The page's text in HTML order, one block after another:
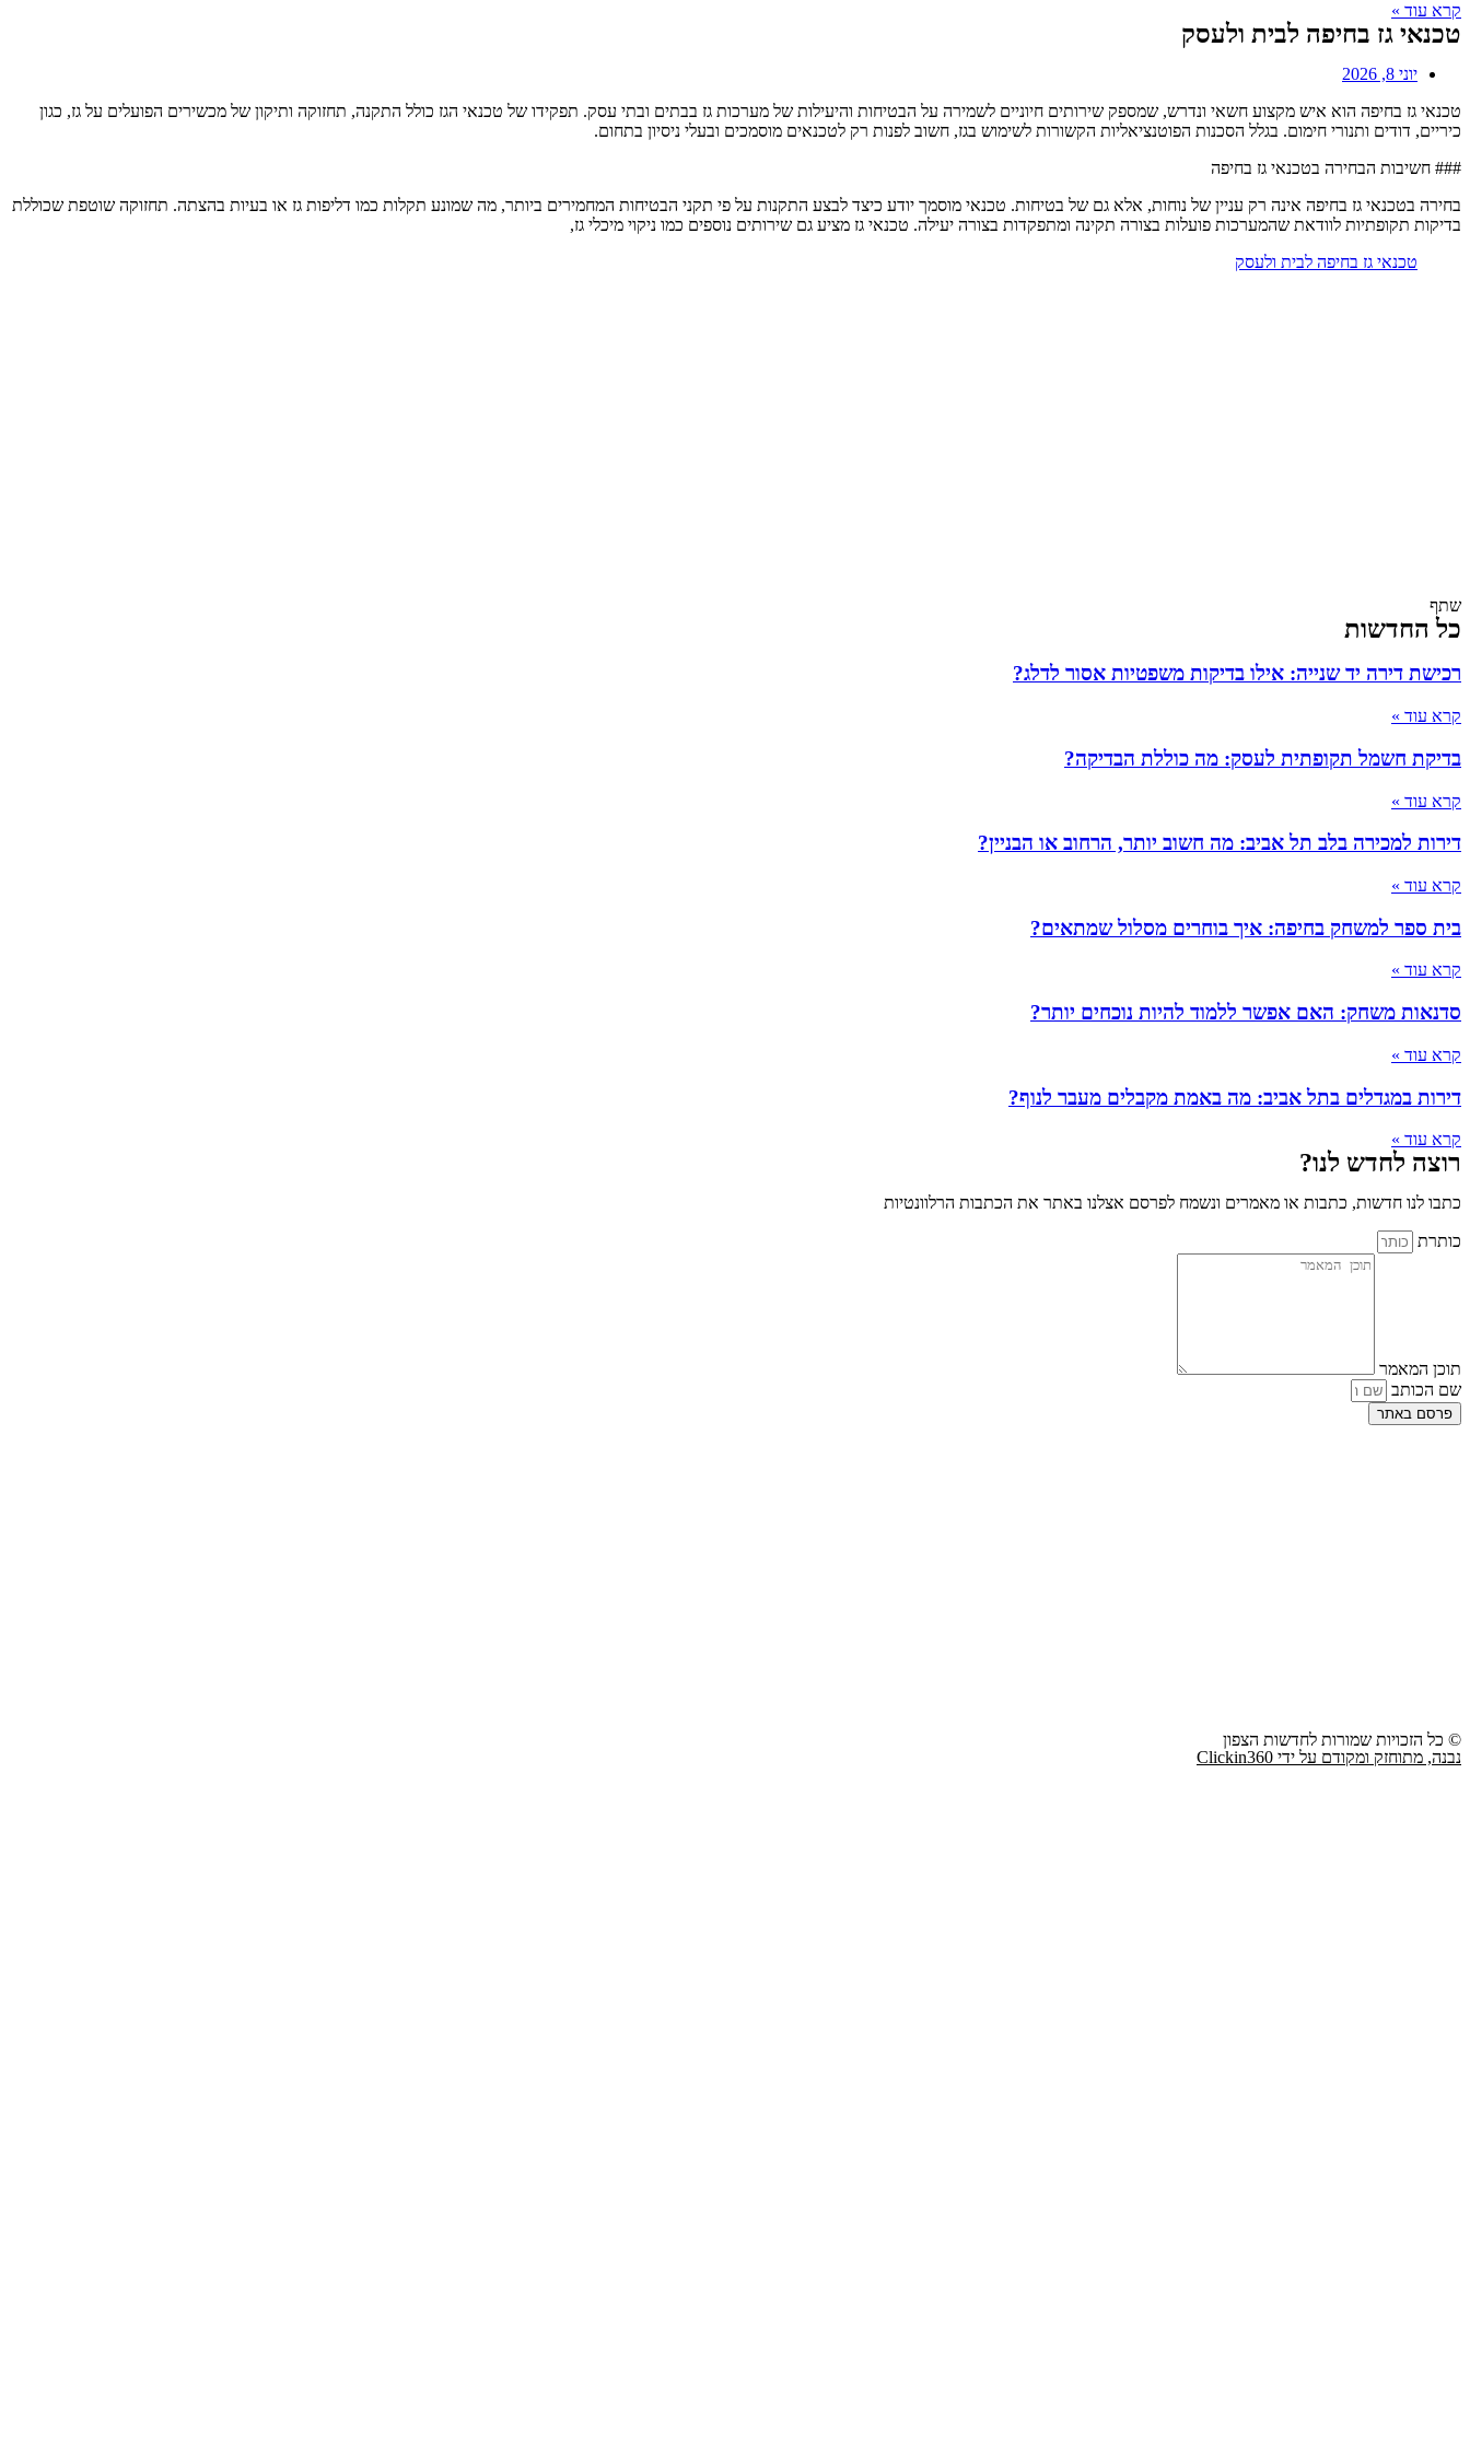
קרא עוד »
טכנאי גז בחיפה לבית ולעסק
יוני 8, 2026
טכנאי גז בחיפה הוא איש מקצוע חשאי ונדרש, שמספק שירותים חיוניים לשמירה על הבטיחות והיעילות של מערכות גז בבתים ובתי עסק. תפקידו של טכנאי הגז כולל התקנה, תחזוקה ותיקון של מכשירים הפועלים על גז, כגון
כיריים, דודים ותנורי חימום. בגלל הסכנות הפוטנציאליות הקשורות לשימוש בגז, חשוב לפנות רק לטכנאים מוסמכים ובעלי ניסיון בתחום.
### חשיבות הבחירה בטכנאי גז בחיפה
בחירה בטכנאי גז בחיפה אינה רק עניין של נוחות, אלא גם של בטיחות. טכנאי מוסמך יודע כיצד לבצע התקנות על פי תקני הבטיחות המחמירים ביותר, מה שמונע תקלות כמו דליפות גז או בעיות בהצתה. תחזוקה שוטפת שכוללת
בדיקות תקופתיות לוודאת שהמערכות פועלות בצורה תקינה ומתפקדות בצורה יעילה. טכנאי גז מציע גם שירותים נוספים כמו ניקוי מיכלי גז,
טכנאי גז בחיפה לבית ולעסק
שתף
כל החדשות
רכישת דירה יד שנייה: אילו בדיקות משפטיות אסור לדלג?
קרא עוד »
בדיקת חשמל תקופתית לעסק: מה כוללת הבדיקה?
קרא עוד »
דירות למכירה בלב תל אביב: מה חשוב יותר, הרחוב או הבניין?
קרא עוד »
בית ספר למשחק בחיפה: איך בוחרים מסלול שמתאים?
קרא עוד »
סדנאות משחק: האם אפשר ללמוד להיות נוכחים יותר?
קרא עוד »
דירות במגדלים בתל אביב: מה באמת מקבלים מעבר לנוף?
קרא עוד »
רוצה לחדש לנו?
כתבו לנו חדשות, כתבות או מאמרים ונשמח לפרסם אצלנו באתר את הכתבות הרלוונטיות
כותרת
תוכן המאמר
שם הכותב
פרסם באתר
© כל הזכויות שמורות לחדשות הצפון
נבנה, מתוחזק ומקודם על ידי Clickin360